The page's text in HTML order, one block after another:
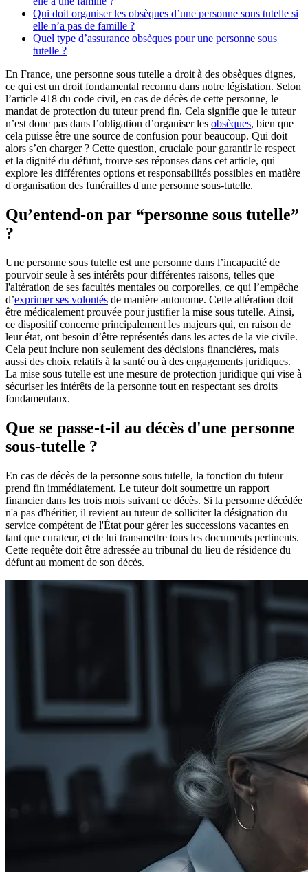
Qui doit organiser les obsèques d’une personne sous tutelle si
elle n’a pas de famille ?
Quel type d’assurance obsèques pour une personne sous
tutelle ?
En France, une personne sous tutelle a droit à des obsèques dignes,
ce qui est un droit fondamental reconnu dans notre législation. Selon
l’article 418 du code civil, en cas de décès de cette personne, le
mandat de protection du tuteur prend fin. Cela signifie que le tuteur
n’est donc pas dans l’obligation d’organiser les obsèques, bien que
cela puisse être une source de confusion pour beaucoup. Qui doit
alors s’en charger ? Cette question, cruciale pour garantir le respect
et la dignité du défunt, trouve ses réponses dans cet article, qui
explore les différentes options et responsabilités possibles en matière
d'organisation des funérailles d'une personne sous-tutelle.
Qu’entend-on par “personne sous tutelle”
?
Une personne sous tutelle est une personne dans l’incapacité de
pourvoir seule à ses intérêts pour différentes raisons, telles que
l'altération de ses facultés mentales ou corporelles, ce qui l’empêche
d’exprimer ses volontés de manière autonome. Cette altération doit
être médicalement prouvée pour justifier la mise sous tutelle. Ainsi,
ce dispositif concerne principalement les majeurs qui, en raison de
leur état, ont besoin d’être représentés dans les actes de la vie civile.
Cela peut inclure non seulement des décisions financières, mais
aussi des choix relatifs à la santé ou à des engagements juridiques.
La mise sous tutelle est une mesure de protection juridique qui vise à
sécuriser les intérêts de la personne tout en respectant ses droits
fondamentaux.
Que se passe-t-il au décès d'une personne
sous-tutelle ?
En cas de décès de la personne sous tutelle, la fonction du tuteur
prend fin immédiatement. Le tuteur doit soumettre un rapport
financier dans les trois mois suivant ce décès. Si la personne décédée
n'a pas d'héritier, il revient au tuteur de solliciter la désignation du
service compétent de l'État pour gérer les successions vacantes en
tant que curateur, et de lui transmettre tous les documents pertinents.
Cette requête doit être adressée au tribunal du lieu de résidence du
défunt au moment de son décès.